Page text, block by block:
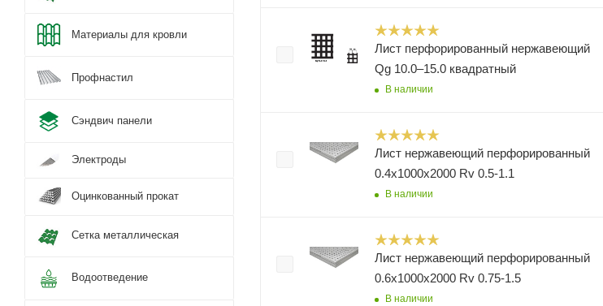
Лист перфорированный нержавеющий
Qg 10.0–15.0 квадратный
В наличии
Лист нержавеющий перфорированный
0.4х1000х2000 Rv 0.5-1.1
В наличии
Лист нержавеющий перфорированный
0.6х1000х2000 Rv 0.75-1.5
В наличии
Материалы для кровли
Профнастил
Сэндвич панели
Электроды
Оцинкованный прокат
Сетка металлическая
Водоотведение